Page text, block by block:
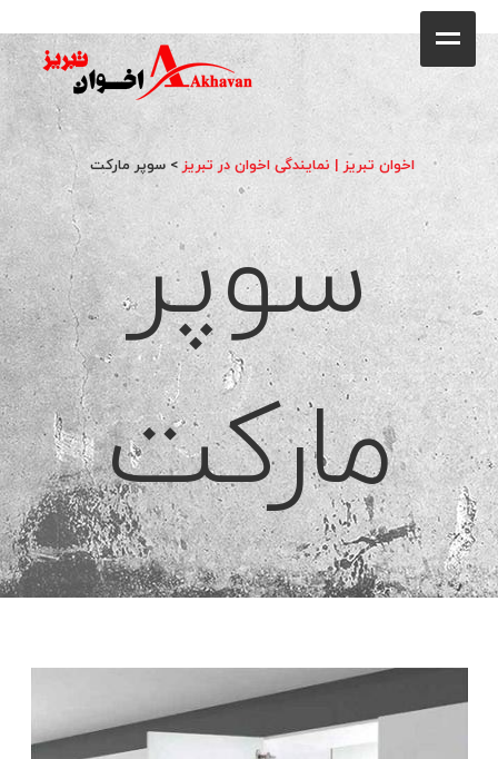
فروشگاه
محصولات
جشنواره فروش ویژه
کاتالوگ
گالری
وبلاگ
تماس با ما
اخوان تبریز | نمایندگی اخوان در تبریز>سوپر مارکت
سوپر
مارکت